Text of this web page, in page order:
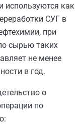
используются как
СУГ в
при
сырью таких
не менее
в год.
о
по